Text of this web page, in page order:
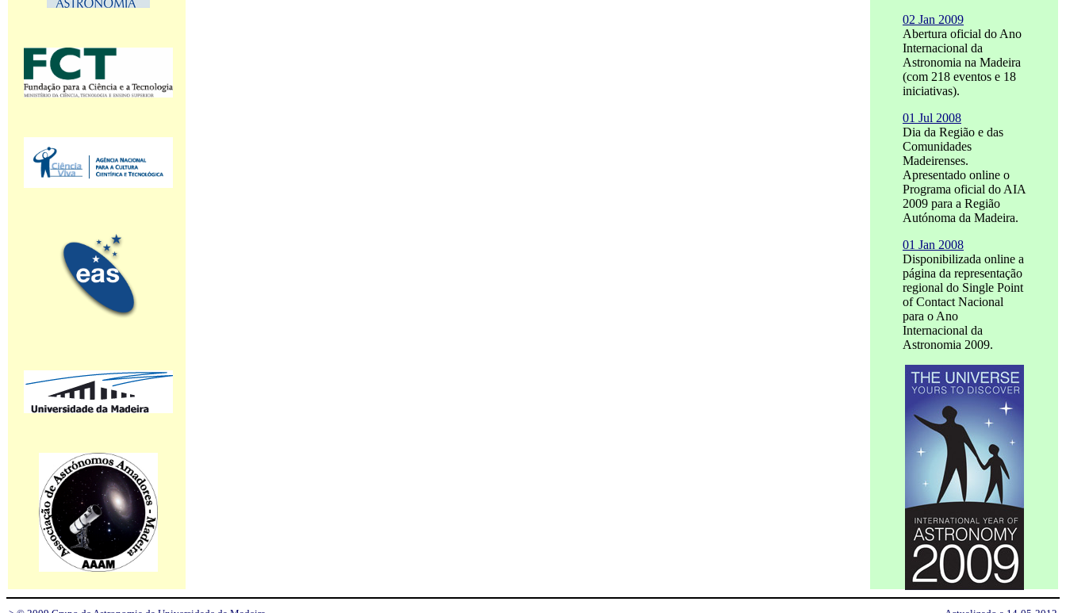
02 Jan 2009
Abertura oficial do Ano
Internacional da
Astronomia na Madeira
(com 218 eventos e 18
iniciativas).
01 Jul 2008
Dia da Região e das
Comunidades
Madeirenses.
Apresentado online o
Programa oficial do AIA
2009 para a Região
Autónoma da Madeira.
01 Jan 2008
Disponibilizada online a
página da representação
regional do Single Point
of Contact Nacional
para o Ano
Internacional da
Astronomia 2009.